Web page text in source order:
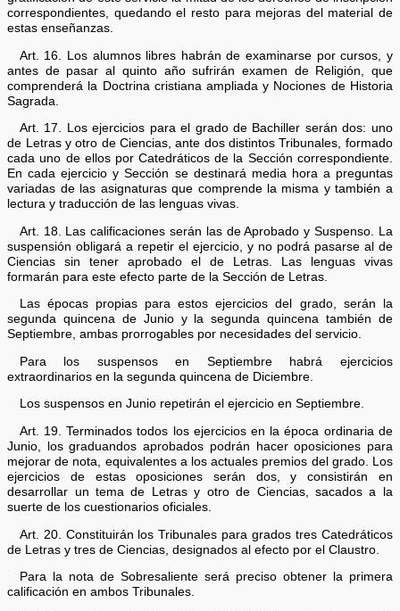
correspondientes, quedando el resto para mejoras del material de
estas enseñanzas.
Art. 16. Los alumnos libres habrán de examinarse por cursos, y
antes de pasar al quinto año sufrirán examen de Religión, que
comprenderá la Doctrina cristiana ampliada y Nociones de Historia
Sagrada.
Art. 17. Los ejercicios para el grado de Bachiller serán dos: uno
de Letras y otro de Ciencias, ante dos distintos Tribunales, formado
cada uno de ellos por Catedráticos de la Sección correspondiente.
En cada ejercicio y Sección se destinará media hora a preguntas
variadas de las asignaturas que comprende la misma y también a
lectura y traducción de las lenguas vivas.
Art. 18. Las calificaciones serán las de Aprobado y Suspenso. La
suspensión obligará a repetir el ejercicio, y no podrá pasarse al de
Ciencias sin tener aprobado el de Letras. Las lenguas vivas
formarán para este efecto parte de la Sección de Letras.
Las épocas propias para estos ejercicios del grado, serán la
segunda quincena de Junio y la segunda quincena también de
Septiembre, ambas prorrogables por necesidades del servicio.
Para los suspensos en Septiembre habrá ejercicios
extraordinarios en la segunda quincena de Diciembre.
Los suspensos en Junio repetirán el ejercicio en Septiembre.
Art. 19. Terminados todos los ejercicios en la época ordinaria de
Junio, los graduandos aprobados podrán hacer oposiciones para
mejorar de nota, equivalentes a los actuales premios del grado. Los
ejercicios de estas oposiciones serán dos, y consistirán en
desarrollar un tema de Letras y otro de Ciencias, sacados a la
suerte de los cuestionarios oficiales.
Art. 20. Constituirán los Tribunales para grados tres Catedráticos
de Letras y tres de Ciencias, designados al efecto por el Claustro.
Para la nota de Sobresaliente será preciso obtener la primera
calificación en ambos Tribunales.